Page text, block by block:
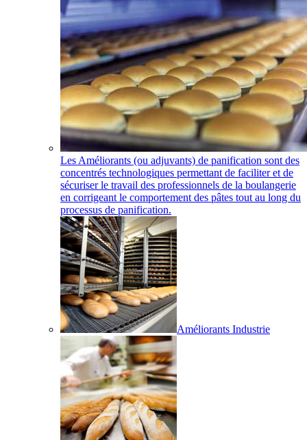
Les Améliorants (ou adjuvants) de panification sont des
concentrés technologiques permettant de faciliter et de
sécuriser le travail des professionnels de la boulangerie
en corrigeant le comportement des pâtes tout au long du
processus de panification.
Améliorants Industrie